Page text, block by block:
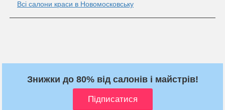
Всі салони краси в Новомосковську
Знижки до 80% від салонів і майстрів!